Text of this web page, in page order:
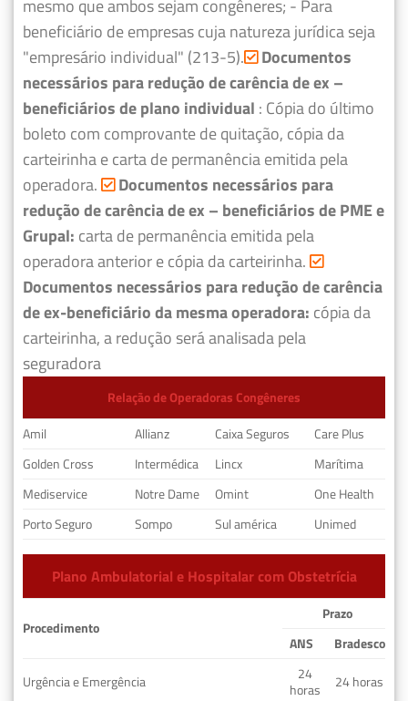
mesmo que ambos sejam congêneres; - Para
beneficiário de empresas cuja natureza jurídica seja
"empresário individual" (213-5). Documentos
necessários para redução de carência de ex –
beneficiários de plano individual : Cópia do último
boleto com comprovante de quitação, cópia da
carteirinha e carta de permanência emitida pela
operadora.
Documentos necessários para
redução de carência de ex – beneficiários de PME e
Grupal: carta de permanência emitida pela
operadora anterior e cópia da carteirinha.
Documentos necessários para redução de carência
de ex-beneficiário da mesma operadora: cópia da
carteirinha, a redução será analisada pela
seguradora
Relação de Operadoras Congêneres
Amil
Allianz Caixa Seguros
Care Plus
Golden Cross
Intermédica Lincx
Marítima
Mediservice
Notre Dame Omint
One Health
Porto Seguro
Sompo Sul américa Unimed
Plano Ambulatorial e Hospitalar com Obstetrícia
Procedimento
Prazo
ANS
Bradesco
Urgência e Emergência
24
horas
24 horas